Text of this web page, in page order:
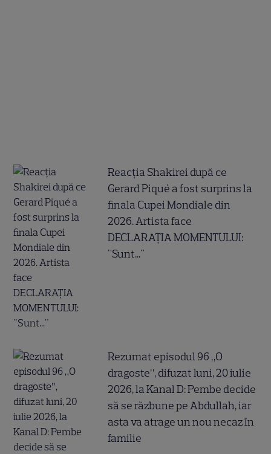
Reacția Shakirei după ce
Gerard Piqué a fost surprins la
finala Cupei Mondiale din
2026. Artista face
DECLARAȚIA MOMENTULUI:
"Sunt..."
Rezumat episodul 96 „O
dragoste”, difuzat luni, 20 iulie
2026, la Kanal D: Pembe decide
să se răzbune pe Abdullah, iar
asta va atrage un nou necaz în
familie